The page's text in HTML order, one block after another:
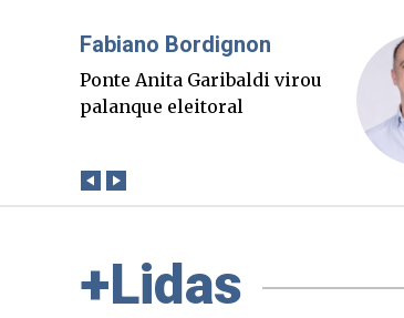
Misael Elias
O Boato corre mais rápido
que a verdade. Mas quem
+Lidas